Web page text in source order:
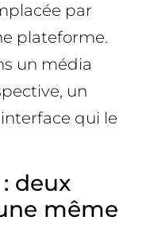
par
plateforme.
un média
un
qui le
deux
même